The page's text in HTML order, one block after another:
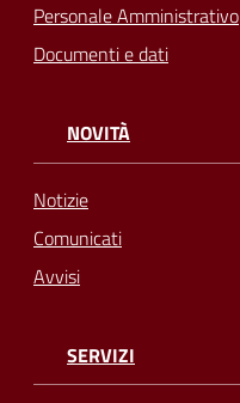
Personale Amministrativo
Documenti e dati
NOVITÀ
Notizie
Comunicati
Avvisi
SERVIZI